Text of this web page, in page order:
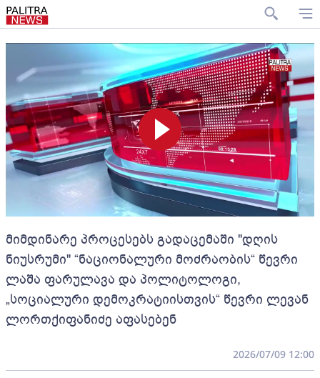
მიმდინარე პროცესებს გადაცემაში "დღის
ნიუსრუმი" “ნაციონალური მოძრაობის“ წევრი
ლაშა ფარულავა და პოლიტოლოგი,
„სოციალური დემოკრატიისთვის“ წევრი ლევან
ლორთქიფანიძე აფასებენ
2026/07/09 12:00